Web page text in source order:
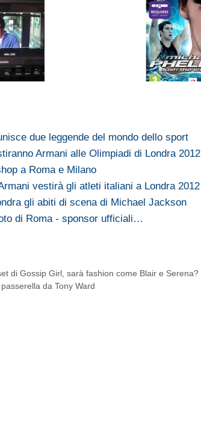
due leggende del mondo dello sport
Armani alle Olimpiadi di Londra 2012
a Roma e Milano
vestirà gli atleti italiani a Londra 2012
gli abiti di scena di Michael Jackson
di Roma - sponsor ufficiali…
di Gossip Girl, sarà fashion come Blair e Serena?
da Tony Ward